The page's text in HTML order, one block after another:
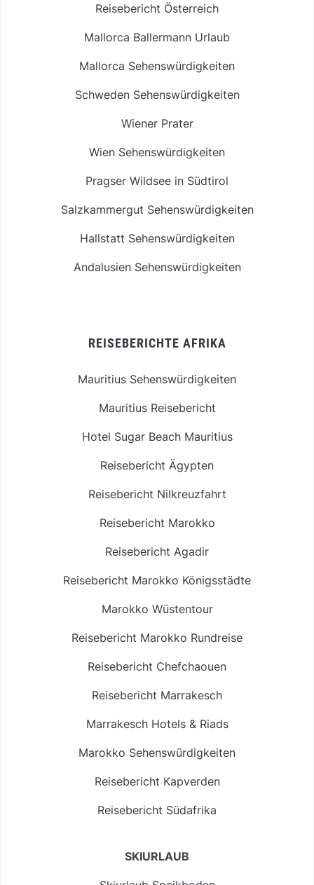
Reisebericht Österreich
Mallorca Ballermann Urlaub
Mallorca Sehenswürdigkeiten
Schweden Sehenswürdigkeiten
Wiener Prater
Wien Sehenswürdigkeiten
Pragser Wildsee in Südtirol
Salzkammergut Sehenswürdigkeiten
Hallstatt Sehenswürdigkeiten
Andalusien Sehenswürdigkeiten
REISEBERICHTE AFRIKA
Mauritius Sehenswürdigkeiten
Mauritius Reisebericht
Hotel Sugar Beach Mauritius
Reisebericht Ägypten
Reisebericht Nilkreuzfahrt
Reisebericht Marokko
Reisebericht Agadir
Reisebericht Marokko Königsstädte
Marokko Wüstentour
Reisebericht Marokko Rundreise
Reisebericht Chefchaouen
Reisebericht Marrakesch
Marrakesch Hotels & Riads
Marokko Sehenswürdigkeiten
Reisebericht Kapverden
Reisebericht Südafrika
SKIURLAUB